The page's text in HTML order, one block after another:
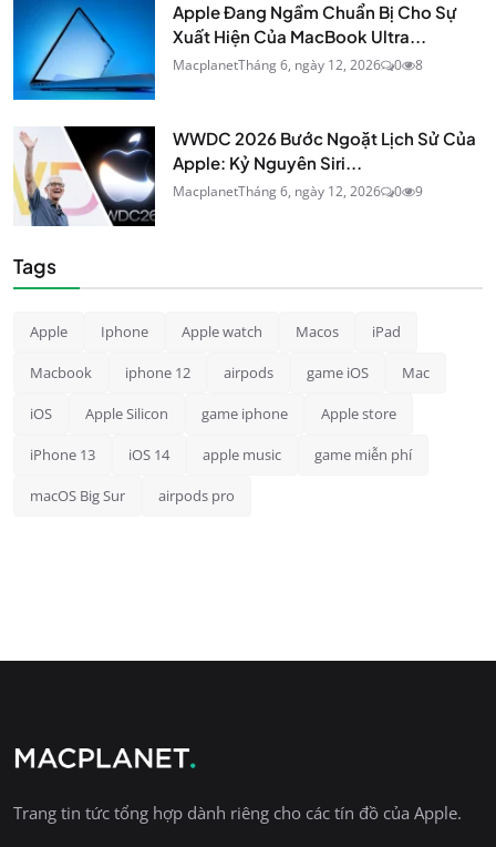
Apple Đang Ngầm Chuẩn Bị Cho Sự
Xuất Hiện Của MacBook Ultra...
MacplanetTháng 6, ngày 12, 2026 0 8
WWDC 2026 Bước Ngoặt Lịch Sử Của
Apple: Kỷ Nguyên Siri...
MacplanetTháng 6, ngày 12, 2026 0 9
Tags
Apple Iphone Apple watch Macos iPad
Macbook iphone 12 airpods game iOS Mac
iOS Apple Silicon game iphone Apple store
iPhone 13 iOS 14 apple music game miễn phí
macOS Big Sur airpods pro
Trang tin tức tổng hợp dành riêng cho các tín đồ của Apple.